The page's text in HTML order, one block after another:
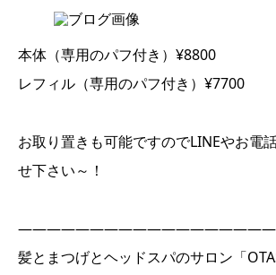
本体（専用のパフ付き）¥8800
レフィル（専用のパフ付き）¥7700
お取り置きも可能ですのでLINEやお電
せ下さい～！
髪とまつげとヘッドスパのサロン「